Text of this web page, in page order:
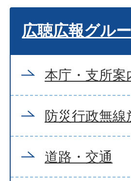
広聴広報グル
本庁・支所案
防災行政無
道路・交通